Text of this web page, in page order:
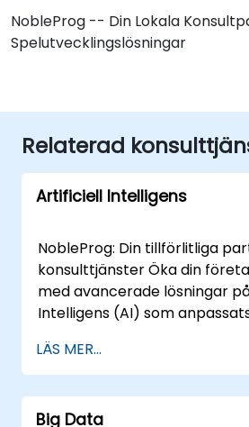
NobleProg -- Din Lokala
Spelutvecklingslösningar
Relaterad
Artificiell Intelligens
NobleProg: Din tillförlitliga
konsulttjänster Öka din
med avancerade lösningar
Intelligens (AI) som
experter bringar en mängd
erfarenhet inom olika AI-
säkerställer att din digitala
markerad av innovation och
LÄS MER...
Big Data